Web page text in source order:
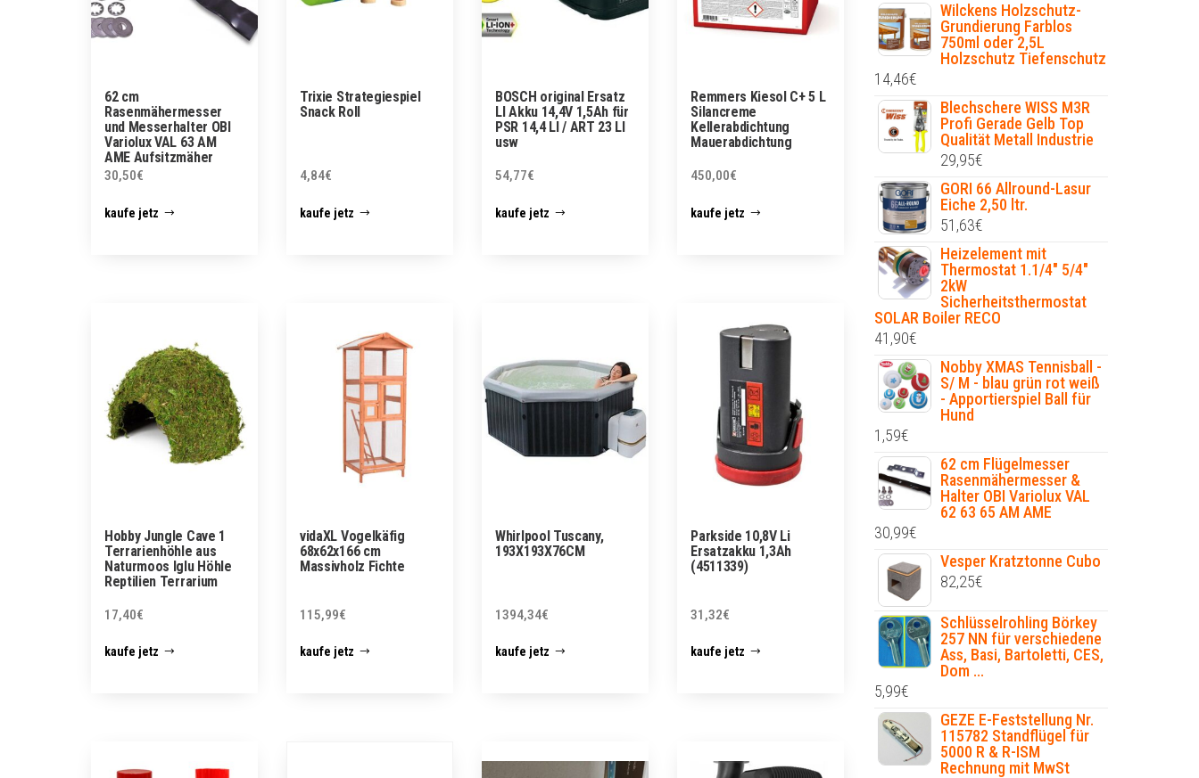
62 cm
Rasenmähermesser
und Messerhalter OBI
Variolux VAL 63 AM
AME Aufsitzmäher
30,50€
kaufe jetz
Trixie Strategiespiel
Snack Roll
4,84€
kaufe jetz
BOSCH original Ersatz
LI Akku 14,4V 1,5Ah für
PSR 14,4 LI / ART 23 LI
usw
54,77€
kaufe jetz
Remmers Kiesol C+ 5 L
Silancreme
Kellerabdichtung
Mauerabdichtung
450,00€
kaufe jetz
Hobby Jungle Cave 1
Terrarienhöhle aus
Naturmoos Iglu Höhle
Reptilien Terrarium
17,40€
kaufe jetz
vidaXL Vogelkäfig
68x62x166 cm
Massivholz Fichte
115,99€
kaufe jetz
Whirlpool Tuscany,
193X193X76CM
1394,34€
kaufe jetz
Parkside 10,8V Li
Ersatzakku 1,3Ah
(4511339)
31,32€
kaufe jetz
Wilckens Holzschutz-
Grundierung Farblos
750ml oder 2,5L
Holzschutz Tiefenschutz
14,46€
Blechschere WISS M3R
Profi Gerade Gelb Top
Qualität Metall Industrie
29,95€
GORI 66 Allround-Lasur
Eiche 2,50 ltr.
51,63€
Heizelement mit
Thermostat 1.1/4" 5/4"
2kW
Sicherheitsthermostat
SOLAR Boiler RECO
41,90€
Nobby XMAS Tennisball -
S/ M - blau grün rot weiß
- Apportierspiel Ball für
Hund
1,59€
62 cm Flügelmesser
Rasenmähermesser &
Halter OBI Variolux VAL
62 63 65 AM AME
30,99€
Vesper Kratztonne Cubo
82,25€
Schlüsselrohling Börkey
257 NN für verschiedene
Ass, Basi, Bartoletti, CES,
Dom ...
5,99€
GEZE E-Feststellung Nr.
115782 Standflügel für
5000 R & R-ISM
Rechnung mit MwSt